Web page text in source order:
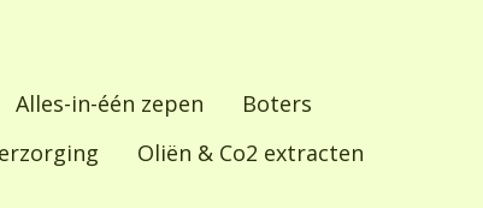
Alles-in-één zepen
Boters
Oliën & Co2 extracten